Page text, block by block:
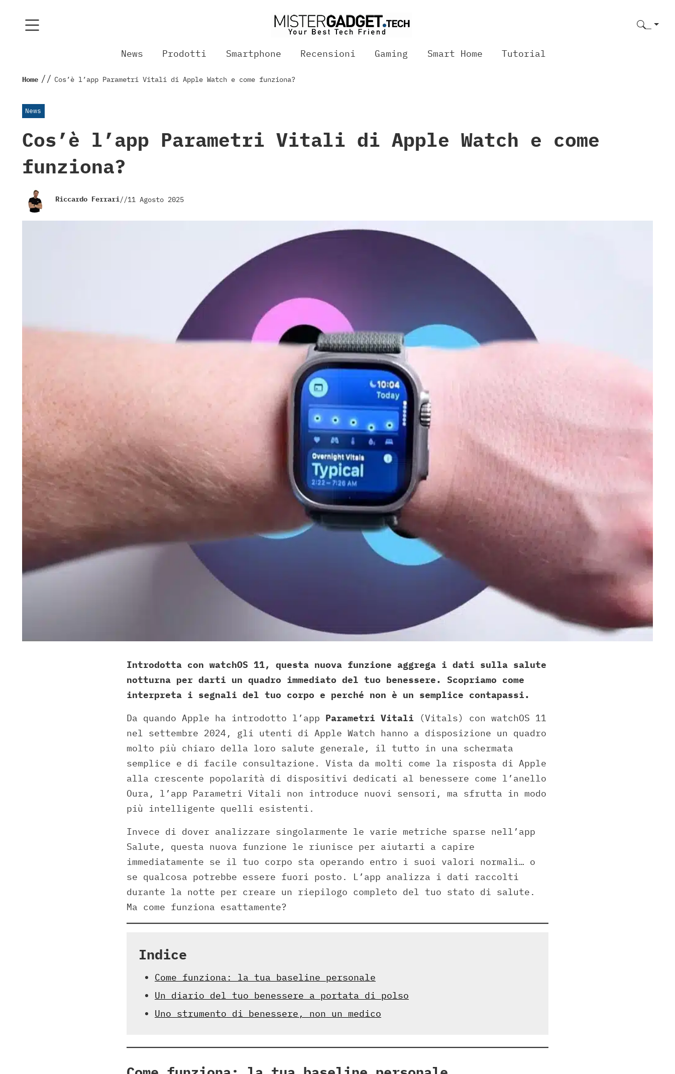
News Prodotti Smartphone Recensioni Gaming Smart Home Tutorial
Home // Cos’è l’app Parametri Vitali di Apple Watch e come funziona?
News
Cos’è l’app Parametri Vitali di Apple Watch e come
funziona?
Riccardo Ferrari//11 Agosto 2025
Introdotta con watchOS 11, questa nuova funzione aggrega i dati sulla salute
notturna per darti un quadro immediato del tuo benessere. Scopriamo come
interpreta i segnali del tuo corpo e perché non è un semplice contapassi.
Da quando Apple ha introdotto l’app Parametri Vitali (Vitals) con watchOS 11
nel settembre 2024, gli utenti di Apple Watch hanno a disposizione un quadro
molto più chiaro della loro salute generale, il tutto in una schermata
semplice e di facile consultazione. Vista da molti come la risposta di Apple
alla crescente popolarità di dispositivi dedicati al benessere come l’anello
Oura, l’app Parametri Vitali non introduce nuovi sensori, ma sfrutta in modo
più intelligente quelli esistenti.
Invece di dover analizzare singolarmente le varie metriche sparse nell’app
Salute, questa nuova funzione le riunisce per aiutarti a capire
immediatamente se il tuo corpo sta operando entro i suoi valori normali… o
se qualcosa potrebbe essere fuori posto. L’app analizza i dati raccolti
durante la notte per creare un riepilogo completo del tuo stato di salute.
Ma come funziona esattamente?
Indice
Come funziona: la tua baseline personale
Un diario del tuo benessere a portata di polso
Uno strumento di benessere, non un medico